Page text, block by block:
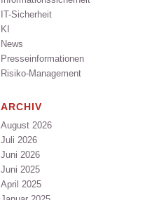
IT-Sicherheit
KI
News
Presseinformationen
Risiko-Management
ARCHIV
August 2026
Juli 2026
Juni 2026
Juni 2025
April 2025